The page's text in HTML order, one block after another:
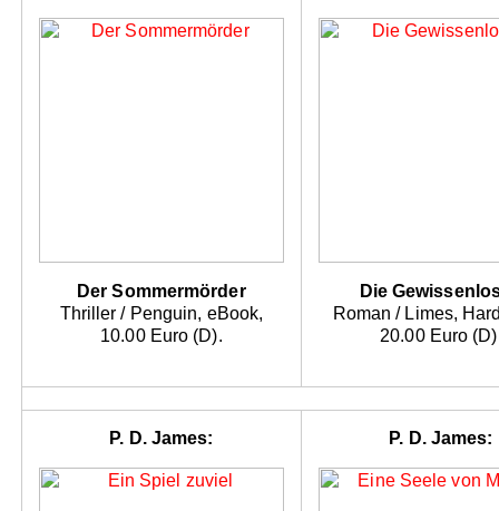
Der Sommermörder
Thriller / Penguin, eBook,
10.00 Euro (D).
Die
Roman / Limes,
20.00 Euro
P. D. James: P. D. James: